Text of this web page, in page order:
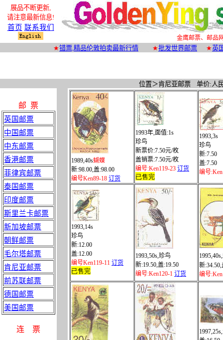
展品不断更新,
请注意最新信息!
首页 联系我们
金鹰邮票、邮品
★错票,精品伦敦拍卖最新行情 ★批发世界邮票 ★英
位置＞肯尼亚邮票 单价:人
邮 票
英国邮票
中国邮票
中东邮票
香港邮票
菲律宾邮票
泰国邮票
印度邮票
斯里兰卡邮票
新加坡邮票
朝鲜邮票
毛尔塔邮票
肯尼亚邮票
前苏联邮票
德国邮票
美国邮票
连 票
1989,40s蝴蝶
新:98.00,盖:98.00
编号Ken89-18 订货
1993年,面值:1s
珍鸟
新票价:7.50元/枚
盖销票:7.50元/枚
编号:Ken119-23 订货
已售完
1993,3s
珍鸟
新:7.50
盖:7.50
编号
1993,14s
珍鸟
新:12.00
盖:12.00
编号Ken119-11 订货
已售完
1993,50s,珍鸟
新:19.50,盖:19.50
编号:Ken120-1 订货
1995,40s,
新:34.50,
编号
1997,25s,